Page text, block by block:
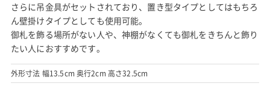
さらに吊金具がセットされており、置き型タイプとしてはもちろ
ん壁掛けタイプとしても使用可能。
御札を飾る場所がない人や、神棚がなくても御札をきちんと飾り
たい人におすすめです。
外形寸法 幅13.5cm 奥行2cm 高さ32.5cm